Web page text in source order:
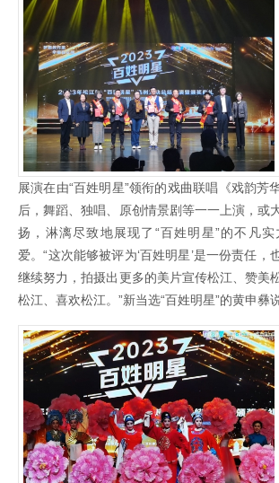
展演在由“百姓明星”领衔的戏曲联唱《戏韵芳
后，舞蹈、独唱、原创情景剧等一一上演，或
扬，淋漓尽致地展现了“百姓明星”的不凡
爱。“这次能够被评为‘百姓明星’是一份责任，
继续努力，拍摄出更多的美片宣传松江、赞美
松江、喜欢松江。”新当选“百姓明星”的黄申彝说